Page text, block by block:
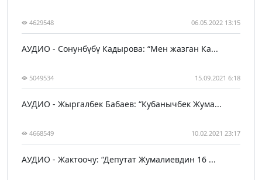
4629548 06.05.2022 13:15
АУДИО - Сонунбүбү Кадырова: “Мен жазган Ка...
5049534 15.09.2021 6:18
АУДИО - Жыргалбек Бабаев: “Кубанычбек Жума...
4668549 10.02.2021 23:17
АУДИО - Жактоочу: “Депутат Жумалиевдин 16 ...